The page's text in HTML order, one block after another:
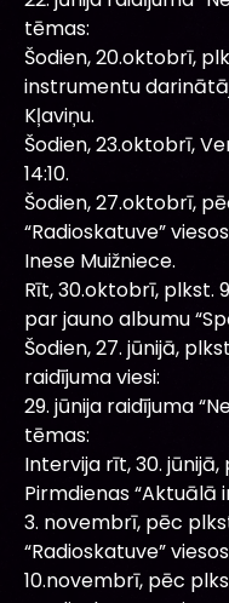
tēmas:
Šodien, 20.oktobrī,
instrumentu
Kļaviņu.
Šodien, 23.oktobrī,
14:10.
Šodien, 27.oktobrī,
“Radioskatuve”
Inese Muižniece.
Rīt, 30.oktobrī, plkst.
par jauno albumu
Šodien, 27. jūnijā,
raidījuma viesi:
29. jūnija raidījuma
tēmas:
Intervija rīt, 30. jūnijā,
Pirmdienas “Aktuālā
3. novembrī, pēc
“Radioskatuve”
10.novembrī, pēc